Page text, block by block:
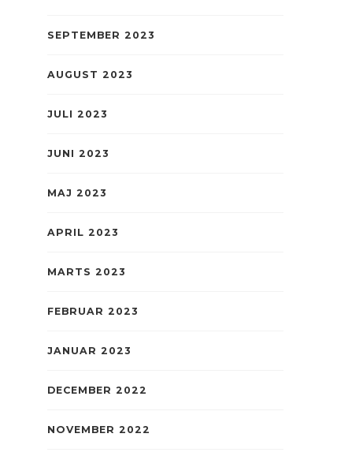
SEPTEMBER 2023
AUGUST 2023
JULI 2023
JUNI 2023
MAJ 2023
APRIL 2023
MARTS 2023
FEBRUAR 2023
JANUAR 2023
DECEMBER 2022
NOVEMBER 2022